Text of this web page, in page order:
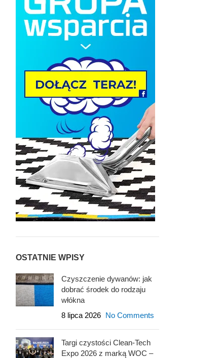
OSTATNIE WPISY
Czyszczenie dywanów: jak
dobrać środek do rodzaju
włókna
8 lipca 2026 No Comments
Targi czystości Clean-Tech
Expo 2026 z marką WOC –